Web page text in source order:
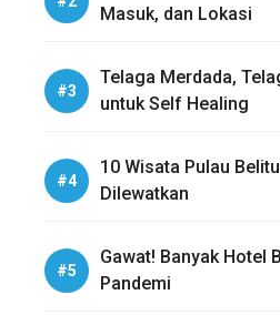
Masuk, dan Lokasi
Telaga Merdada,
untuk Self Healing
10 Wisata Pulau
Dilewatkan
Gawat! Banyak Hotel
Pandemi